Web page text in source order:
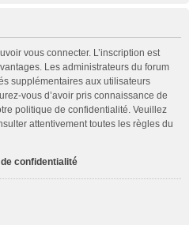
vous connecter. L’inscription est
Les administrateurs du forum
supplémentaires aux utilisateurs
vous d’avoir pris connaissance de
politique de confidentialité. Veuillez
attentivement toutes les règles du
confidentialité